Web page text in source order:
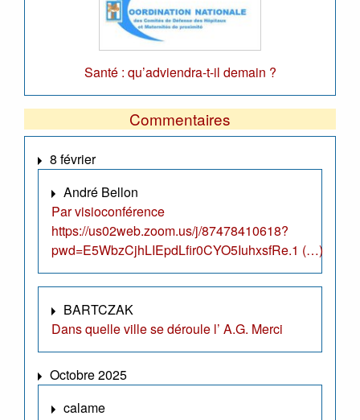
Santé : qu’adviendra-t-il demain ?
Commentaires
8 février
André Bellon
Par visioconférence
https://us02web.zoom.us/j/87478410618?
pwd=E5WbzCjhLIEpdLfir0CYO5IuhxsfRe.1 (…)
BARTCZAK
Dans quelle ville se déroule l’ A.G. Merci
Octobre 2025
calame